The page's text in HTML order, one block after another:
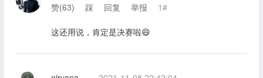
赞(63) 踩 回复 举报 1#
这还用说，肯定是决赛啦😄